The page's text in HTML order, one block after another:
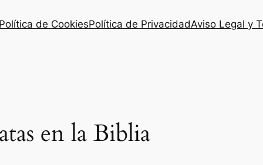
Política de CookiesPolítica de PrivacidadAviso Legal y
en la Biblia